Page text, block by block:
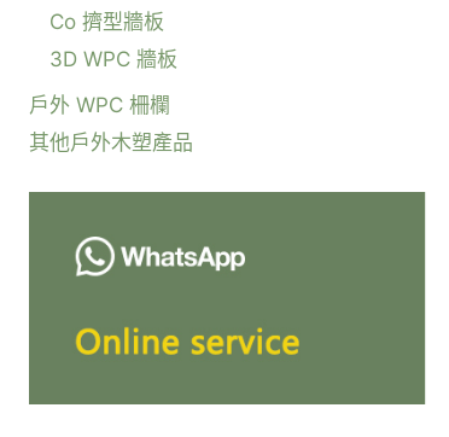
Co 擠型牆板
3D WPC 牆板
戶外 WPC 柵欄
其他戶外木塑產品